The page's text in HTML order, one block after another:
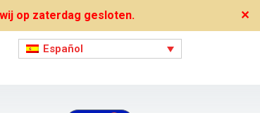
op zaterdag gesloten. ✕
Español